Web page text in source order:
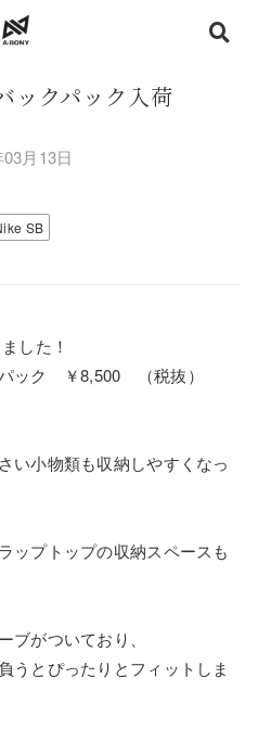
クパック入荷
月13日
SB
した！
ック ￥8,500 （税抜）
い小物類も収納しやすくなっ
ップトップの収納スペースも
ブがついており、
うとぴったりとフィットしま